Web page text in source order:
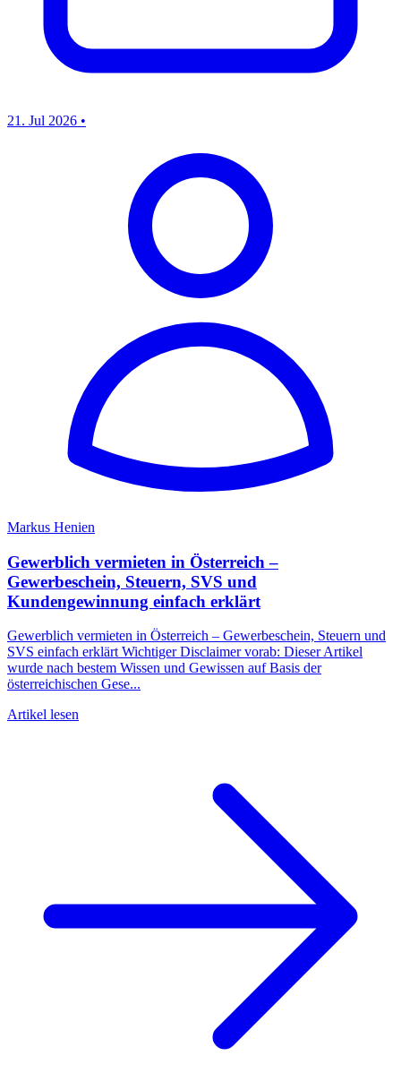
21. Jul 2026 •
Markus Henien
Gewerblich vermieten in Österreich –
Gewerbeschein, Steuern, SVS und
Kundengewinnung einfach erklärt
Gewerblich vermieten in Österreich – Gewerbeschein, Steuern und
SVS einfach erklärt Wichtiger Disclaimer vorab: Dieser Artikel
wurde nach bestem Wissen und Gewissen auf Basis der
österreichischen Gese...
Artikel lesen